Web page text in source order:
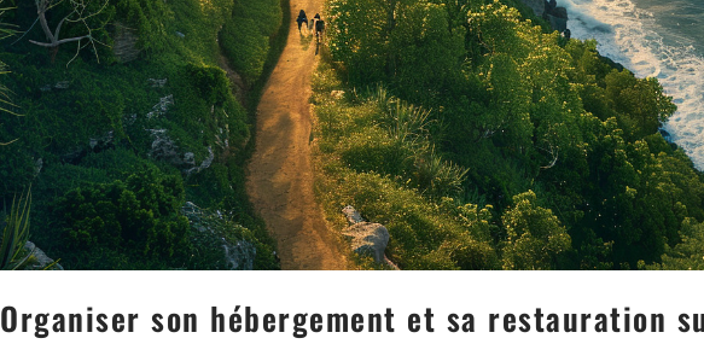
Organiser son hébergement et sa restauration